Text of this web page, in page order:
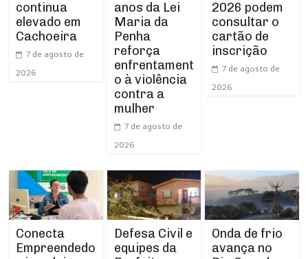
continua
elevado em
Cachoeira
7 de agosto de
2026
anos da Lei
Maria da
Penha
reforça
enfrentament
o à violência
contra a
mulher
7 de agosto de
2026
2026 podem
consultar o
cartão de
inscrição
7 de agosto de
2026
Conecta
Empreendedo
Defesa Civil e
equipes da
Onda de frio
avança no